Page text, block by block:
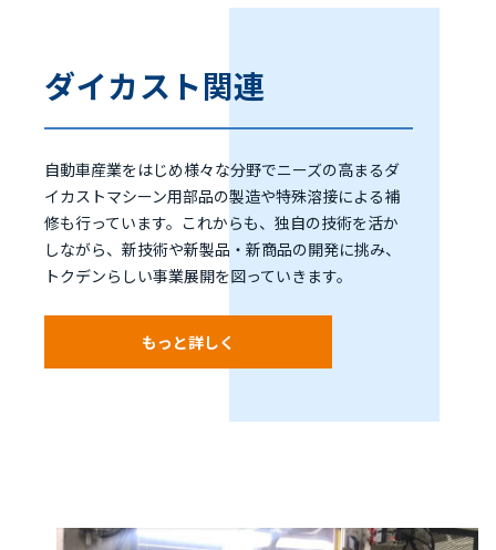
ダイカスト関連
自動車産業をはじめ様々な分野でニーズの高まるダ
イカストマシーン用部品の製造や特殊溶接による補
修も行っています。これからも、独自の技術を活か
しながら、新技術や新製品・新商品の開発に挑み、
トクデンらしい事業展開を図っていきます。
もっと詳しく